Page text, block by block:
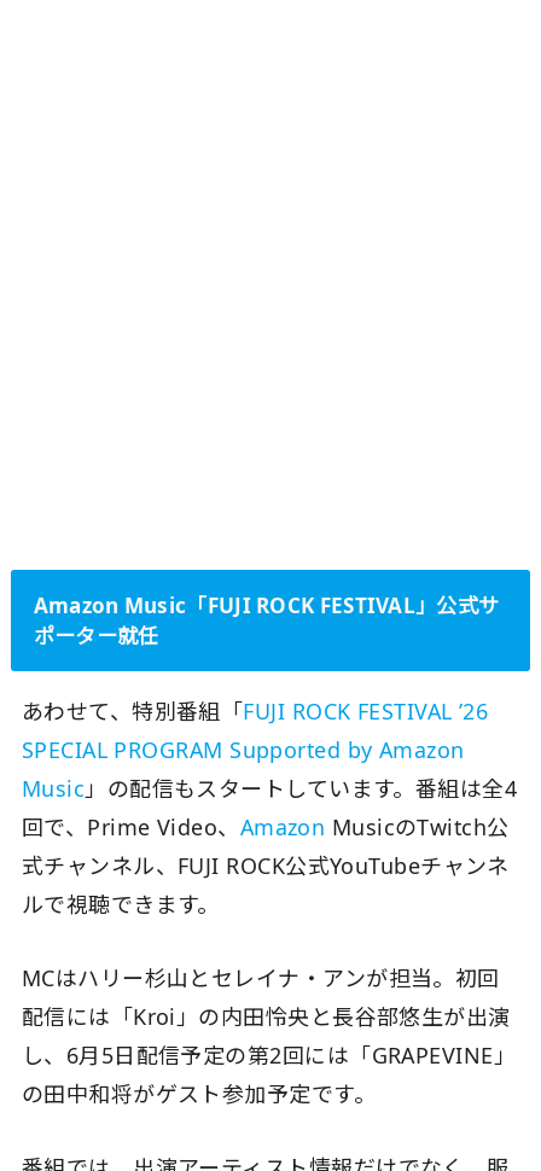
Amazon Music「FUJI ROCK FESTIVAL」公式サ
ポーター就任
あわせて、特別番組「FUJI ROCK FESTIVAL ’26
SPECIAL PROGRAM Supported by Amazon
Music」の配信もスタートしています。番組は全4
回で、Prime Video、 Amazon MusicのTwitch公
式チャンネル、FUJI ROCK公式YouTubeチャンネ
ルで視聴できます。
MCはハリー杉山とセレイナ・アンが担当。初回
配信には「Kroi」の内田怜央と長谷部悠生が出演
し、6月5日配信予定の第2回には「GRAPEVINE」
の田中和将がゲスト参加予定です。